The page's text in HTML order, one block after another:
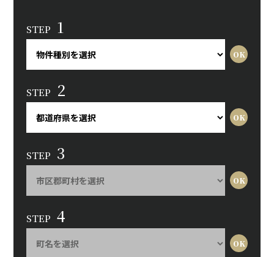
STEP 1
STEP 2
STEP 3
STEP 4